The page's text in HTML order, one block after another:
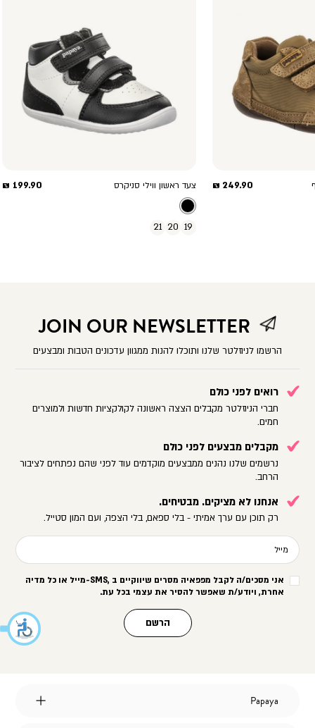
מחיר
249.90 ₪ צעד ראשון ווילי סניקרס
מחיר
199.90 ₪
19
20
21
JOIN OUR NEWSLETTER
הרשמו לניוזלטר שלנו ותוכלו להנות ממגוון עדכונים הטבות ומבצעים
רואים לפני כולם
חברי הניוזלטר מקבלים הצצה ראשונה לקולקציות חדשות ולמוצרים
חמים.
מקבלים מבצעים לפני כולם
נרשמים שלנו נהנים ממבצעים מוקדמים עוד לפני שהם נפתחים לציבור
הרחב.
אנחנו לא מציקים. מבטיחים.
רק תוכן עם ערך אמיתי - בלי ספאם, בלי הצפה, ועם המון סטייל.
מייל
אני מסכים/ה לקבל מפפאיה מסרים שיווקיים ב -SMS,מייל או כל מדיה
אחרת, ויודע/ת שאפשר להסיר את עצמי בכל עת.
הרשם
Papaya
Papaya